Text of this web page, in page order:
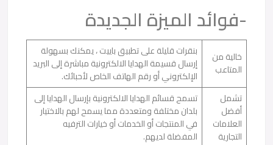
-فوائد الميزة الجديدة
خالية من
المتاعب
بنقرات قليلة على تطبيق باييت ، يمكنك بسهولة
إرسال قسيمة الهدايا الالكترونية مباشرة إلى البريد
الإلكتروني أو رقم الهاتف الخاص لأحبائك.
تشمل
أفضل
العلامات
التجارية
تسمح قسائم الهدايا الالكترونية بإرسال الهدايا إلى
بلدان مختلفة ومتعددة مما يسمح لهم بالاختيار
في المنتجات أو الخدمات أو خيارات الترفيه
المفضلة لديهم.